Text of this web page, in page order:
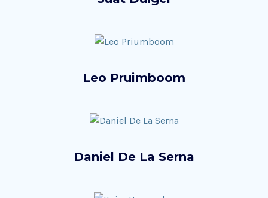
Leo Pruimboom
Daniel De La Serna